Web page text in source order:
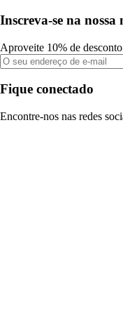
Inscreva-se na nossa
Aproveite 10% de
Fique conectado
Encontre-nos nas redes